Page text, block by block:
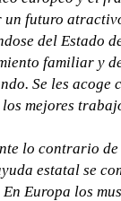
un futuro
del Estado
familiar y
Se les
mejores
lo contrario
estatal se
Europa los